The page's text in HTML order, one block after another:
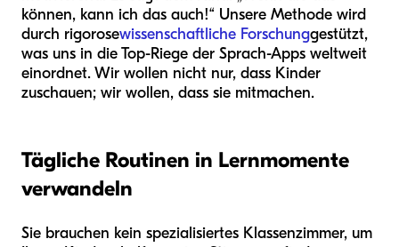
können, kann ich das auch!“ Unsere Methode wird
durch rigorosewissenschaftliche Forschunggestützt,
was uns in die Top-Riege der Sprach-Apps weltweit
einordnet. Wir wollen nicht nur, dass Kinder
zuschauen; wir wollen, dass sie mitmachen.
Tägliche Routinen in Lernmomente
verwandeln
Sie brauchen kein spezialisiertes Klassenzimmer, um